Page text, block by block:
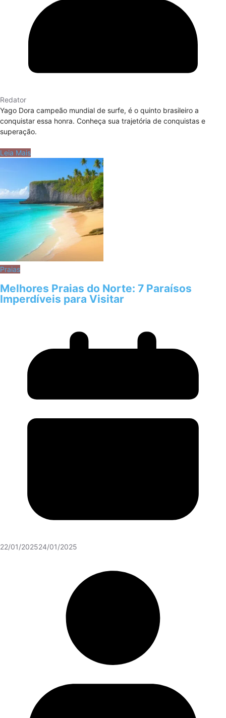
Redator
Yago Dora campeão mundial de surfe, é o quinto brasileiro a
conquistar essa honra. Conheça sua trajetória de conquistas e
superação.
Leia Mais
Praias
Melhores Praias do Norte: 7 Paraísos
Imperdíveis para Visitar
22/01/202524/01/2025